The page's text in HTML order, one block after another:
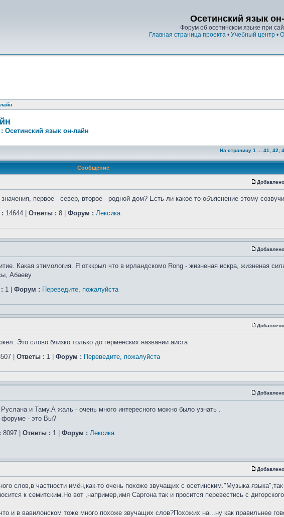
Осетинский язык
Форум об осетинском языке при
Главная страница проекта • Учебный центр •
Осетинский язык он-лайн
На страницу 1 41 42
Сообщение
первое - север, второе - родной дом? Есть ли какое-то объяснение этому
14644 | Ответы : 8 | Форум : Лексика
Какая этимология. Я отккрыл что в ирландскомо Rong - жизненая искра, жизненая
Абаеву
1 | Форум : Переведите, пожалуйста
Это слово близко только до герменских названии аиста
| Ответы : 1 | Форум : Переведите, пожалуйста
и Таму.А жаль - очень много интересного можно было узнать .
форуме - это Вы?
8097 | Ответы : 1 | Форум : Лексика
слов,в частности имён,как-то очень похоже звучащих с осетинским."Музыка языка",так
к семитским.Но вот ,например,имя Саргона так и просится перевестись с
и в вавилонском тоже много похоже звучащих слов?Похожих на...ну как правильнее